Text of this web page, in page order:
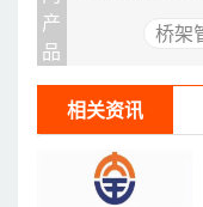
产
品
桥架
相关资讯